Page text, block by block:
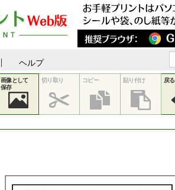
ヘルプ
画像として
保存
切り取り コピー 貼り付け 戻る